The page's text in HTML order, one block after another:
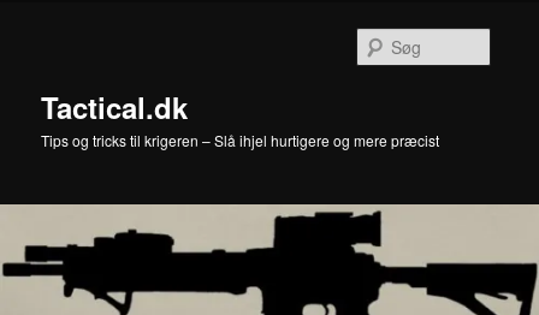
Tactical.dk
Tips og tricks til krigeren – Slå ihjel hurtigere og mere præcist